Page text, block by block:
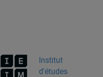
Institut
d'études